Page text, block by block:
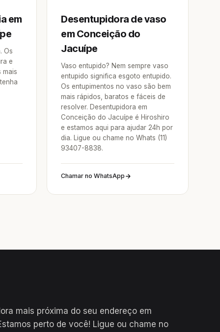
em
Os
e
mais
Desentupidora de vaso
em Conceição do
Jacuípe
Vaso entupido? Nem sempre vaso
entupido significa esgoto entupido.
Os entupimentos no vaso são bem
mais rápidos, baratos e fáceis de
resolver. Desentupidora em
Conceição do Jacuípe é Hiroshiro
e estamos aqui para ajudar 24h por
dia. Ligue ou chame no Whats (11)
93407-8838.
Chamar no WhatsApp
mais próxima do seu endereço em
perto de você! Ligue ou chame no